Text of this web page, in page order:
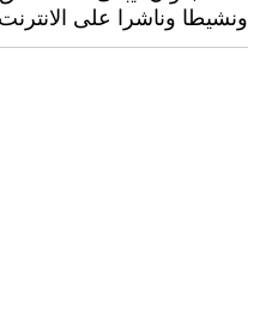
ونشيطا وناشرا على